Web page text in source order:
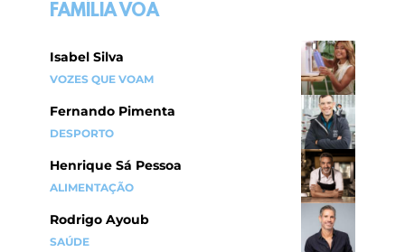
FAMÍLIA VOA
Isabel Silva
VOZES QUE VOAM
Fernando Pimenta
DESPORTO
Henrique Sá Pessoa
ALIMENTAÇÃO
Rodrigo Ayoub
SAÚDE